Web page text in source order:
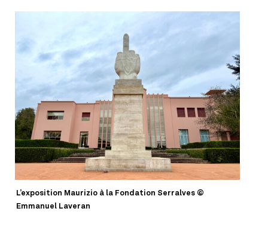
L’exposition Maurizio à la Fondation Serralves ©
Emmanuel Laveran